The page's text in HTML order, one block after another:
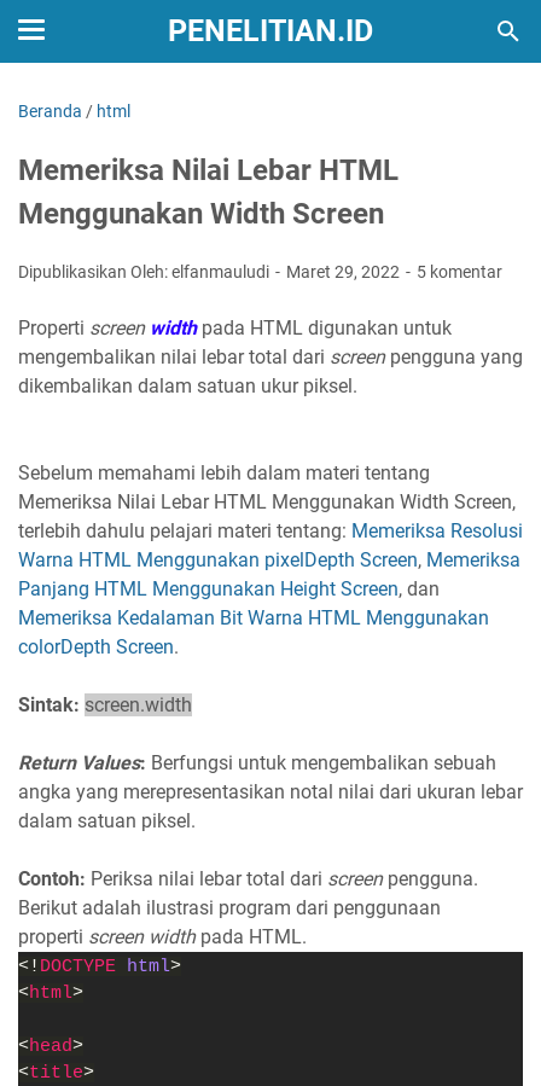
PENELITIAN.ID
Beranda / html
Memeriksa Nilai Lebar HTML
Menggunakan Width Screen
Dipublikasikan Oleh: elfanmauludi Maret 29, 2022 5 komentar
Properti screen widthpada HTML digunakan untuk
mengembalikan nilai lebar total dari screenpengguna yang
dikembalikan dalam satuan ukur piksel.
Sebelum memahami lebih dalam materi tentang
Memeriksa Nilai Lebar HTML Menggunakan Width Screen,
terlebih dahulu pelajari materi tentang: Memeriksa Resolusi
Warna HTML Menggunakan pixelDepth Screen, Memeriksa
Panjang HTML Menggunakan Height Screen, dan
Memeriksa Kedalaman Bit Warna HTML Menggunakan
colorDepth Screen.
Sintak: screen.width
Return Values: Berfungsi untuk mengembalikan sebuah
angka yang merepresentasikan notal nilai dari ukuran lebar
dalam satuan piksel.
Contoh: Periksa nilai lebar total dari screenpengguna.
Berikut adalah ilustrasi program dari penggunaan
properti screen widthpada HTML.
<! DOCTYPE html>
<html>
<head>
<title>